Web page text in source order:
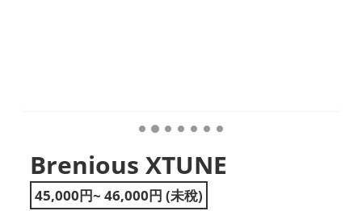
Brenious XTUNE
45,000円~ 46,000円 (未稅)